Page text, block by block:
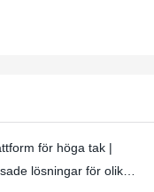
för höga tak |
lösningar för olika